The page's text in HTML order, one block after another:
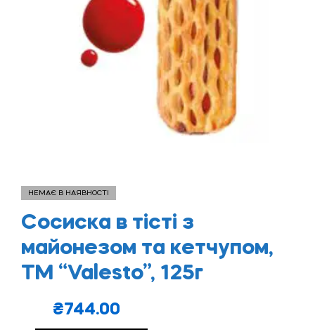
НЕМАЄ В НАЯВНОСТІ
Сосиска в тісті з
майонезом та кетчупом,
ТМ “Valesto”, 125г
₴744.00